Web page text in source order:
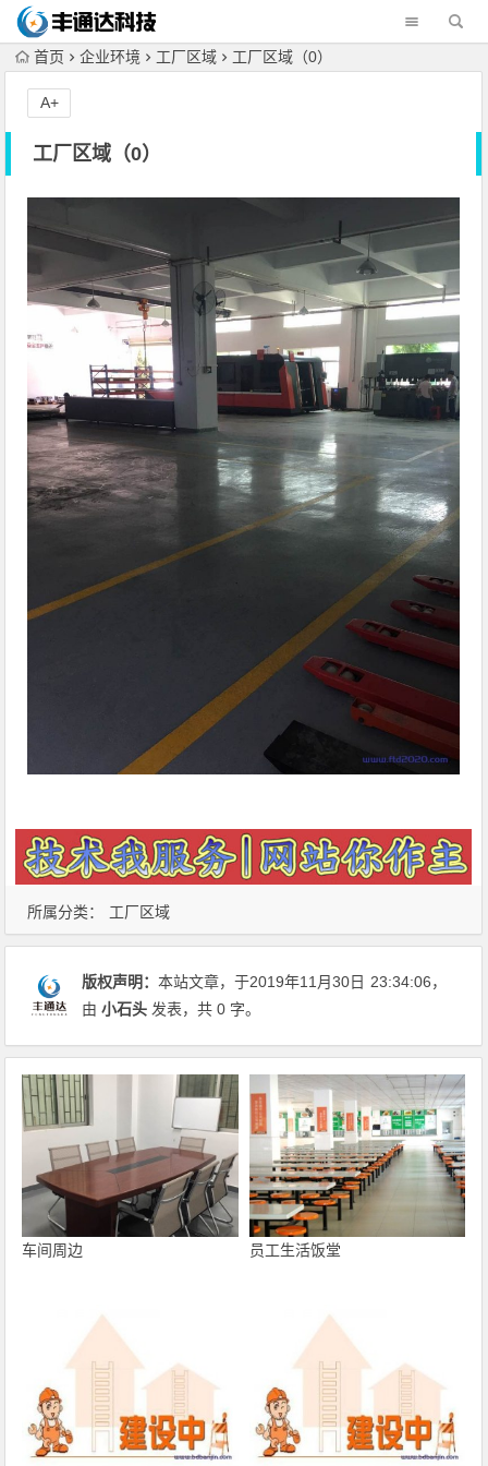
首页 企业环境 工厂区域 工厂区域（0）
工厂区域（0）
A+
所属分类： 工厂区域
版权声明：本站文章，于2019年11月30日 23:34:06，
由小石头 发表，共 0 字。
车间周边 员工生活饭堂